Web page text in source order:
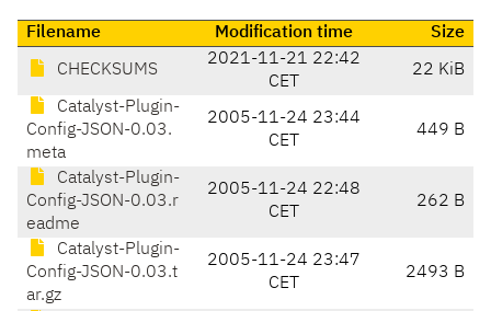
Filename Modification time Size
CHECKSUMS
2021-11-21 22:42
CET
22 KiB
Catalyst-Plugin-
Config-JSON-0.03.
meta
2005-11-24 23:44
CET
449 B
Catalyst-Plugin-
Config-JSON-0.03.r
eadme
2005-11-24 22:48
CET
262 B
Catalyst-Plugin-
Config-JSON-0.03.t
ar.gz
2005-11-24 23:47
CET
2493 B